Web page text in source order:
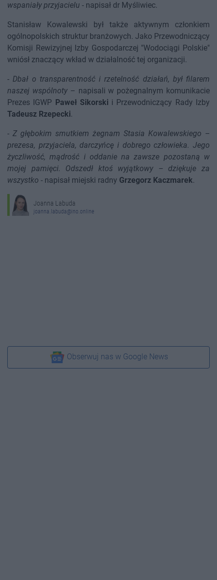
wspaniały przyjacielu - napisał dr Myśliwiec.
Stanisław Kowalewski był także aktywnym członkiem
ogólnopolskich struktur branżowych. Jako Przewodniczący
Komisji Rewizyjnej Izby Gospodarczej "Wodociągi Polskie"
wniósł znaczący wkład w działalność tej organizacji.
-Dbał o transparentność i rzetelność działań, był filarem
naszej wspólnoty– napisali w pożegnalnym komunikacie
Prezes IGWP Paweł Sikorski i Przewodniczący Rady Izby
Tadeusz Rzepecki.
- Z głębokim smutkiem żegnam Stasia Kowalewskiego –
prezesa, przyjaciela, darczyńcę i dobrego człowieka. Jego
życzliwość, mądrość i oddanie na zawsze pozostaną w
mojej pamięci. Odszedł ktoś wyjątkowy – dziękuje za
wszystko - napisał miejski radny Grzegorz Kaczmarek.
Joanna Labuda
joanna.labuda@ino.online
Obserwuj nas w Google News